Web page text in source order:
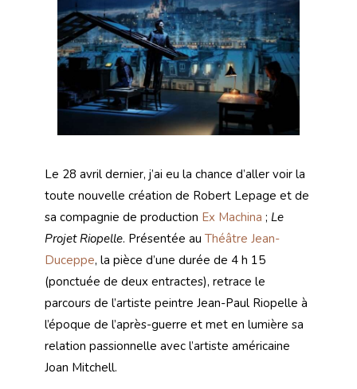
Le 28 avril dernier, j’ai eu la chance d’aller voir la
toute nouvelle création de Robert Lepage et de
sa compagnie de production Ex Machina ; Le
Projet Riopelle. Présentée au Théâtre Jean-
Duceppe, la pièce d’une durée de 4 h 15
(ponctuée de deux entractes), retrace le
parcours de l’artiste peintre Jean-Paul Riopelle à
l’époque de l’après-guerre et met en lumière sa
relation passionnelle avec l’artiste américaine
Joan Mitchell.